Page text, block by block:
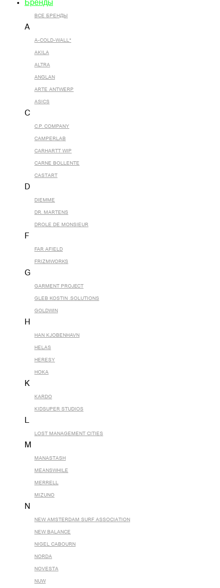
Бренды
ВСЕ БРЕНДЫ
A
A-COLD-WALL*
AKILA
ALTRA
ANGLAN
ARTE ANTWERP
ASICS
C
C.P. COMPANY
CAMPERLAB
CARHARTT WIP
CARNE BOLLENTE
CASTART
D
DIEMME
DR. MARTENS
DROLE DE MONSIEUR
F
FAR AFIELD
FRIZMWORKS
G
GARMENT PROJECT
GLEB KOSTIN .SOLUTIONS
GOLDWIN
H
HAN KJOBENHAVN
HELAS
HERESY
HOKA
K
KARDO
KIDSUPER STUDIOS
L
LOST MANAGEMENT CITIES
M
MANASTASH
MEANSWHILE
MERRELL
MIZUNO
N
NEW AMSTERDAM SURF ASSOCIATION
NEW BALANCE
NIGEL CABOURN
NORDA
NOVESTA
NUW